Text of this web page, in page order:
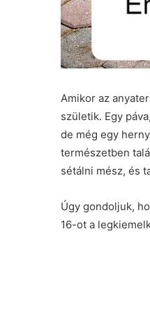
Amikor az
születik. Egy
de még egy
természetben
sétálni mész, és
Úgy gondoljuk,
16-ot a